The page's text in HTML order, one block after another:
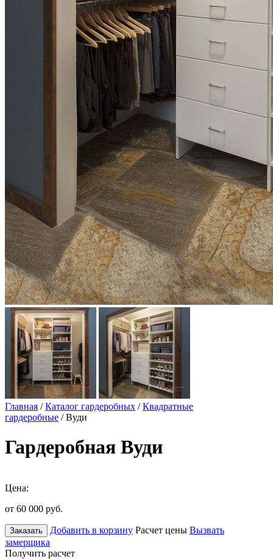
Главная /Каталог гардеробных /Квадратные
гардеробные / Вуди
Гардеробная Вуди
Цена:
от 60 000 руб.
Заказать Добавить в корзину Расчет цены Вызвать
замерщика
Получить расчет